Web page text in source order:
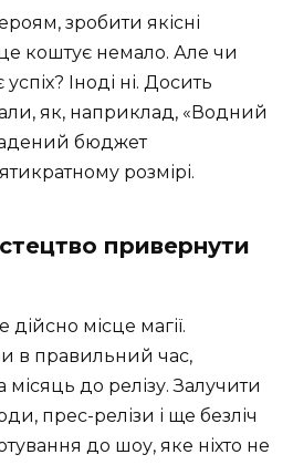
зробити якісні
коштує немало. Але чи
Іноді ні. Досить
як, наприклад, «Водний
бюджет
розмірі.
привернути
місце магії.
в правильний час,
місяць до релізу. Залучити
прес-релізи і ще безліч
до шоу, яке ніхто не